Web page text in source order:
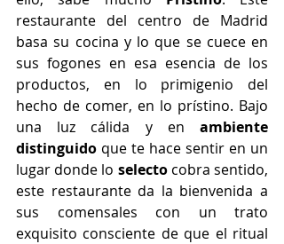
restaurante del centro de Madrid
basa su cocina y lo que se cuece en
sus fogones en esa esencia de los
productos, en lo primigenio del
hecho de comer, en lo prístino. Bajo
una luz cálida y en ambiente
distinguido que te hace sentir en un
lugar donde lo selecto cobra sentido,
este restaurante da la bienvenida a
sus comensales con un trato
exquisito consciente de que el ritual